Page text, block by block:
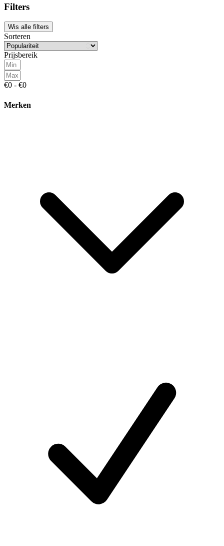
Filters
Wis alle filters
Sorteren
Prijsbereik
€0 - €0
Merken